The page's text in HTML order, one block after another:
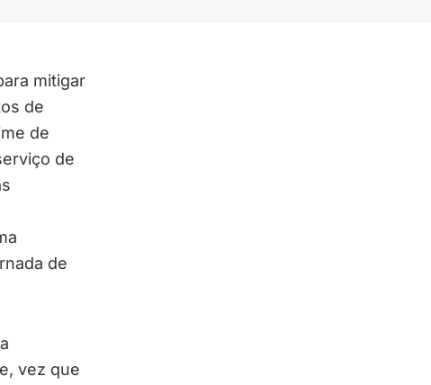
mitigar
de
de
de
de
vez que